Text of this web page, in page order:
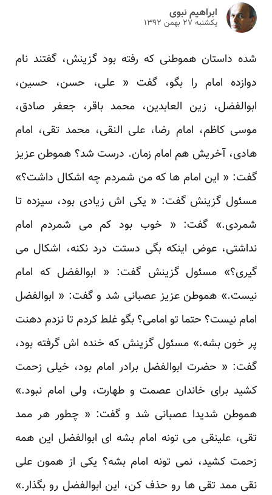
ابراهیم نبوی
یکشنبه ۲۷ بهمن ۱۳۹۲
شده داستان هموطنی که رفته بود گزینش، گفتند نام
دوازده امام را بگو، گفت « علی، حسن، حسین،
ابوالفضل، زین العابدین، محمد باقر، جعفر صادق،
موسی کاظم، امام رضا، علی النقی، محمد تقی، امام
هادی، آخریش هم امام زمان. درست شد؟ هموطن عزیز
گفت: « این امام ها که من شمردم چه اشکال داشت؟»
مسئول گزینش گفت: « یکی اش زیادی بود، سیزده تا
شمردی.» گفت: « خوب بود کم می شمردم امام
نداشتی، عوض اینکه بگی دستت درد نکنه، اشکال می
گیری؟» مسئول گزینش گفت: « ابوالفضل که امام
نیست.» هموطن عزیز عصبانی شد و گفت: « ابوالفضل
امام نیست؟ حتما تو امامی؟ بگو غلط کردم تا نزدم دهنت
پر خون بشه.» مسئول گزینش که خنده اش گرفته بود،
گفت: « حضرت ابوالفضل برادر امام بود، خیلی زحمت
کشید برای خاندان عصمت و طهارت، ولی امام نبود.»
هموطن شدیدا عصبانی شد و گفت: « چطور هر ممد
تقی، علینقی می تونه امام بشه ای ابوالفضل این همه
زحمت کشید، نمی تونه امام بشه؟ یکی از همون علی
نقی ممد تقی ها رو حذف کن، این ابوالفضل رو بگذار.»